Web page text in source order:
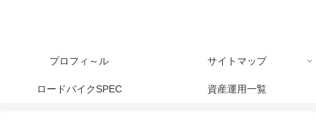
プロフィ～ル サイトマップ
ロードバイクSPEC 資産運用一覧